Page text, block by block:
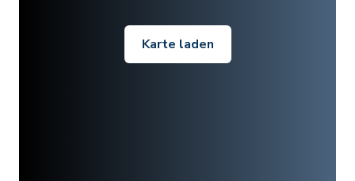
Karte laden